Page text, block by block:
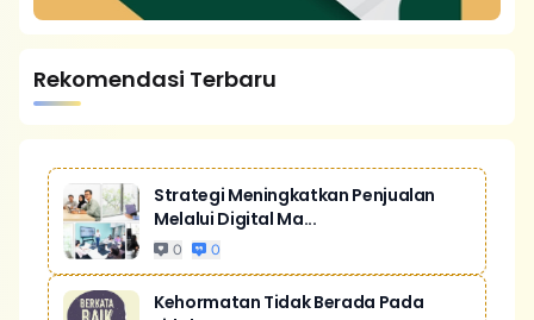
Rekomendasi Terbaru
Strategi Meningkatkan Penjualan
Melalui Digital Ma...
0 0
Kehormatan Tidak Berada Pada